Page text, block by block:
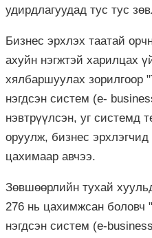
удирдлагуудад тус тус
Бизнес эрхлэх таатай
ахуйн нэгжтэй харилцах
хялбаршуулах зорилгоор
нэгдсэн систем (е-
нэвтрүүлсэн, уг системд
оруулж, бизнес эрхлэгчид
цахимаар авчээ.
Зөвшөөрлийн тухай
276 нь цахимжсан боловч
нэгдсэн систем (e-